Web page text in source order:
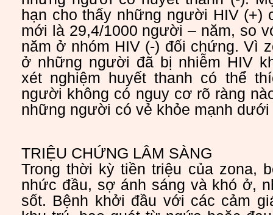
hạn cho thấy những người HIV (+)
mới là 29,4/1000 người – năm, so
năm ở nhóm HIV (-) đối chứng. Vì
ở những người đã bị nhiễm HIV
xét nghiệm huyết thanh có thể
người không có nguy cơ rõ ràng
những người có vẻ khỏe mạnh dưới
TRIỆU CHỨNG LÂM SÀNG
Trong thời kỳ tiền triệu của zona,
nhức đầu, sợ ánh sáng và khó ở,
sốt. Bệnh khởi đầu với các cảm